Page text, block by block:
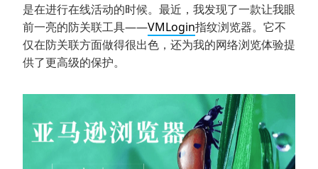
是在进行在线活动的时候。最近，我发现了一款让我眼
前一亮的防关联工具——VMLogin指纹浏览器。它不
仅在防关联方面做得很出色，还为我的网络浏览体验提
供了更高级的保护。